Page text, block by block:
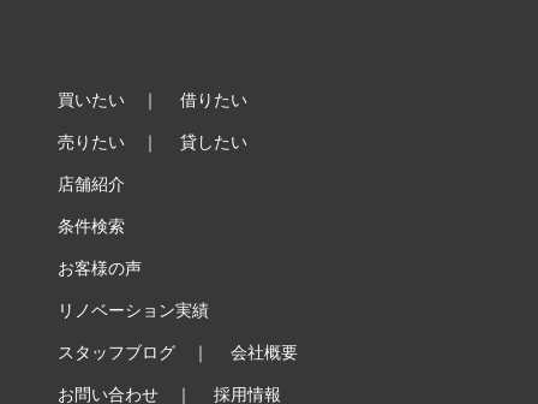
買いたい ｜借りたい
売りたい ｜貸したい
店舗紹介
条件検索
お客様の声
リノベーション実績
スタッフブログ ｜会社概要
お問い合わせ ｜採用情報